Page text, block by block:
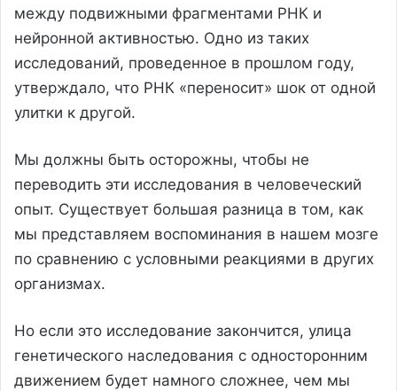
между подвижными фрагментами РНК и
нейронной активностью. Одно из таких
исследований, проведенное в прошлом году,
утверждало, что РНК «переносит» шок от одной
улитки к другой.
Мы должны быть осторожны, чтобы не
переводить эти исследования в человеческий
опыт. Существует большая разница в том, как
мы представляем воспоминания в нашем мозге
по сравнению с условными реакциями в других
организмах.
Но если это исследование закончится, улица
генетического наследования с односторонним
движением будет намного сложнее, чем мы